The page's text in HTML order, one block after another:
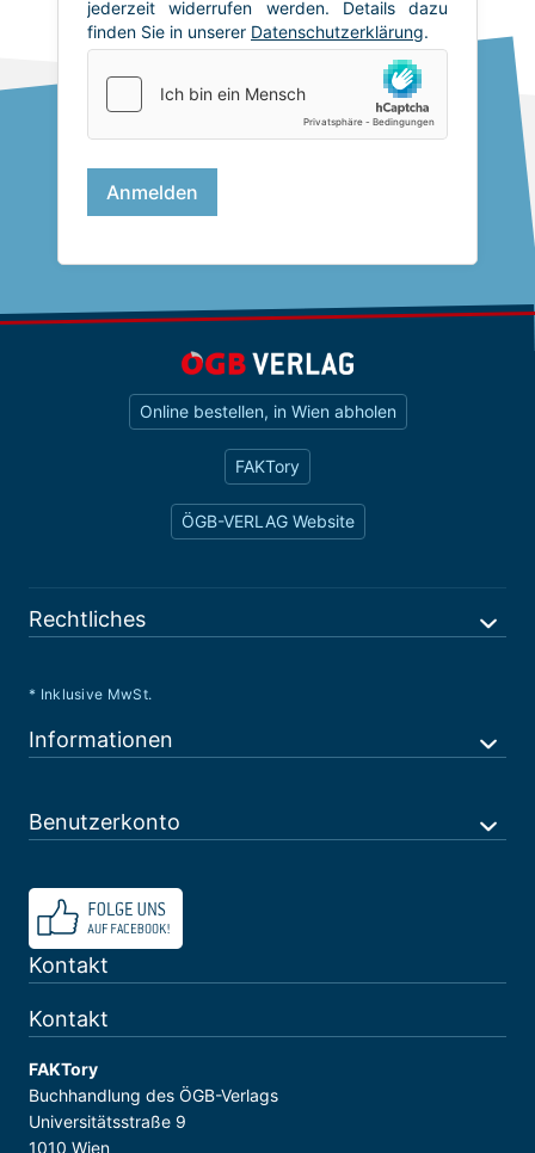
Online bestellen, in Wien abholen
FAKTory
ÖGB-VERLAG Website
Rechtliches
* Inklusive MwSt.
Informationen
Benutzerkonto
Kontakt
Kontakt
FAKTory
Buchhandlung des ÖGB-Verlags
Universitätsstraße 9
1010 Wien